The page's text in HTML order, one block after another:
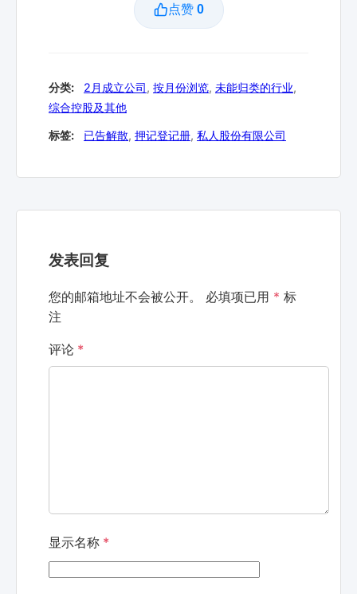
点赞 0
分类: 2月成立公司, 按月份浏览, 未能归类的行业,
综合控股及其他
标签: 已告解散, 押记登记册, 私人股份有限公司
发表回复
您的邮箱地址不会被公开。 必填项已用 * 标
注
评论 *
显示名称 *